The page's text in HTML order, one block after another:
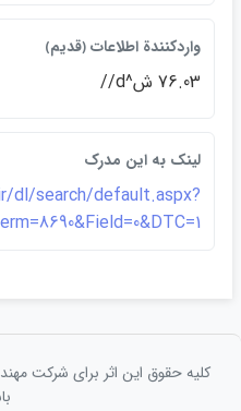
واردكنندة اطلاعات ﴿قديم﴾
76.03 ش^d//
لينک به اين مدرک
dl/search/default.aspx?
کلیه حقوق این اثر برای شرکت